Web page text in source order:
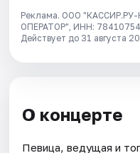
Реклама. ООО
ОПЕРАТОР", ИНН:
Действует до 31 августа
О концерте
Певица, ведущая и